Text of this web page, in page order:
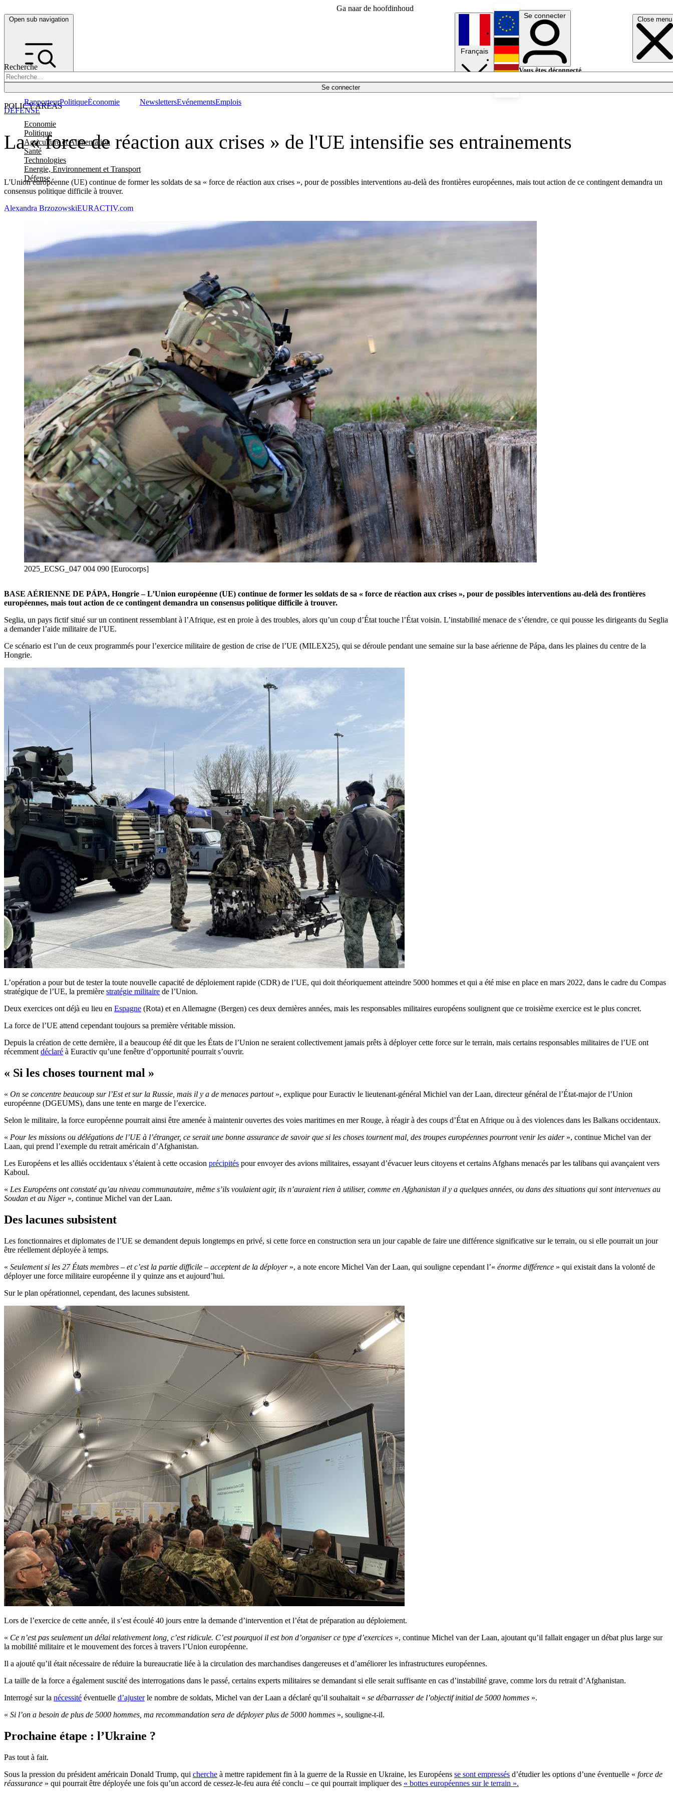
Ga naar de hoofdinhoud
Open sub navigation Close menu
Recherche
Se connecter
POLICY AREAS
Economie
Politique
Agriculture et Alimentation
Santé
Technologies
Energie, Environnement et Transport
Défense
RapporteurPolitiqueÉconomie NewslettersEvénementsEmplois
Français
English
Deutsch
Se connecter
Vous êtes déconnecté.
La « force de réaction aux crises » de l'UE intensifie ses entrainements
L'Union européenne (UE) continue de former les soldats de sa « force de réaction aux crises », pour de possibles interventions au-delà des frontières européennes, mais tout action de ce contingent demandra un
consensus politique difficile à trouver.
DÉFENSE
Alexandra BrzozowskiEURACTIV.com
2025_ECSG_047 004 090 [Eurocorps]
BASE AÉRIENNE DE PÁPA, Hongrie – L’Union européenne (UE) continue de former les soldats de sa « force de réaction aux crises », pour de possibles interventions au-delà des frontières
européennes, mais tout action de ce contingent demandra un consensus politique difficile à trouver.
Seglia, un pays fictif situé sur un continent ressemblant à l’Afrique, est en proie à des troubles, alors qu’un coup d’État touche l’État voisin. L’instabilité menace de s’étendre, ce qui pousse les dirigeants du Seglia
a demander l’aide militaire de l’UE.
Ce scénario est l’un de ceux programmés pour l’exercice militaire de gestion de crise de l’UE (MILEX25), qui se déroule pendant une semaine sur la base aérienne de Pápa, dans les plaines du centre de la
Hongrie.
L’opération a pour but de tester la toute nouvelle capacité de déploiement rapide (CDR) de l’UE, qui doit théoriquement atteindre 5000 hommes et qui a été mise en place en mars 2022, dans le cadre du Compas
stratégique de l’UE, la première stratégie militaire de l’Union.
Deux exercices ont déjà eu lieu en Espagne (Rota) et en Allemagne (Bergen) ces deux dernières années, mais les responsables militaires européens soulignent que ce troisième exercice est le plus concret.
La force de l’UE attend cependant toujours sa première véritable mission.
Depuis la création de cette dernière, il a beaucoup été dit que les États de l’Union ne seraient collectivement jamais prêts à déployer cette force sur le terrain, mais certains responsables militaires de l’UE ont
récemment déclaré à Euractiv qu’une fenêtre d’opportunité pourrait s’ouvrir.
« Si les choses tournent mal »
« On se concentre beaucoup sur l’Est et sur la Russie, mais il y a de menaces partout», explique pour Euractiv le lieutenant-général Michiel van der Laan, directeur général de l’État-major de l’Union
européenne (DGEUMS), dans une tente en marge de l’exercice.
Selon le militaire, la force européenne pourrait ainsi être amenée à maintenir ouvertes des voies maritimes en mer Rouge, à réagir à des coups d’État en Afrique ou à des violences dans les Balkans occidentaux.
« Pour les missions ou délégations de l’UE à l’étranger, ce serait une bonne assurance de savoir que si les choses tournent mal, des troupes européennes pourront venir les aider», continue Michel van der
Laan, qui prend l’exemple du retrait américain d’Afghanistan.
Les Européens et les alliés occidentaux s’étaient à cette occasion précipités pour envoyer des avions militaires, essayant d’évacuer leurs citoyens et certains Afghans menacés par les talibans qui avançaient vers
Kaboul.
« Les Européens ont constaté qu’au niveau communautaire, même s’ils voulaient agir, ils n’auraient rien à utiliser, comme en Afghanistan il y a quelques années, ou dans des situations qui sont intervenues au
Soudan et au Niger», continue Michel van der Laan.
Des lacunes subsistent
Les fonctionnaires et diplomates de l’UE se demandent depuis longtemps en privé, si cette force en construction sera un jour capable de faire une différence significative sur le terrain, ou si elle pourrait un jour
être réellement déployée à temps.
« Seulement si les 27 États membres – et c’est la partie difficile – acceptent de la déployer», a note encore Michel Van der Laan, qui souligne cependant l’« énorme différence » qui existait dans la volonté de
déployer une force militaire européenne il y quinze ans et aujourd’hui.
Sur le plan opérationnel, cependant, des lacunes subsistent.
Lors de l’exercice de cette année, il s’est écoulé 40 jours entre la demande d’intervention et l’état de préparation au déploiement.
« Ce n’est pas seulement un délai relativement long, c’est ridicule. C’est pourquoi il est bon d’organiser ce type d’exercices », continue Michel van der Laan, ajoutant qu’il fallait engager un débat plus large sur
la mobilité militaire et le mouvement des forces à travers l’Union européenne.
Il a ajouté qu’il était nécessaire de réduire la bureaucratie liée à la circulation des marchandises dangereuses et d’améliorer les infrastructures européennes.
La taille de la force a également suscité des interrogations dans le passé, certains experts militaires se demandant si elle serait suffisante en cas d’instabilité grave, comme lors du retrait d’Afghanistan.
Interrogé sur la nécessité éventuelle d’ajusterle nombre de soldats, Michel van der Laan a déclaré qu’il souhaitait « se débarrasser de l’objectif initial de 5000 hommes ».
« Si l’on a besoin de plus de 5000 hommes, ma recommandation sera de déployer plus de 5000 hommes », souligne-t-il.
Prochaine étape : l’Ukraine ?
Pas tout à fait.
Sous la pression du président américain Donald Trump, qui cherche à mettre rapidement fin à la guerre de la Russie en Ukraine, les Européens se sont empressés d’étudier les options d’une éventuelle « force de
réassurance » qui pourrait être déployée une fois qu’un accord de cessez-le-feu aura été conclu – ce qui pourrait impliquer des « bottes européennes sur le terrain ».